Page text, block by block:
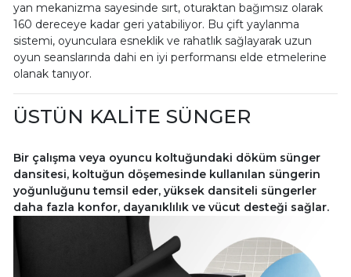
yan mekanizma sayesinde sırt, oturaktan bağımsız olarak
160 dereceye kadar geri yatabiliyor. Bu çift yaylanma
sistemi, oyunculara esneklik ve rahatlık sağlayarak uzun
oyun seanslarında dahi en iyi performansı elde etmelerine
olanak tanıyor.
ÜSTÜN KALİTE SÜNGER
Bir çalışma veya oyuncu koltuğundaki döküm sünger
dansitesi, koltuğun döşemesinde kullanılan süngerin
yoğunluğunu temsil eder, yüksek dansiteli süngerler
daha fazla konfor, dayanıklılık ve vücut desteği sağlar.